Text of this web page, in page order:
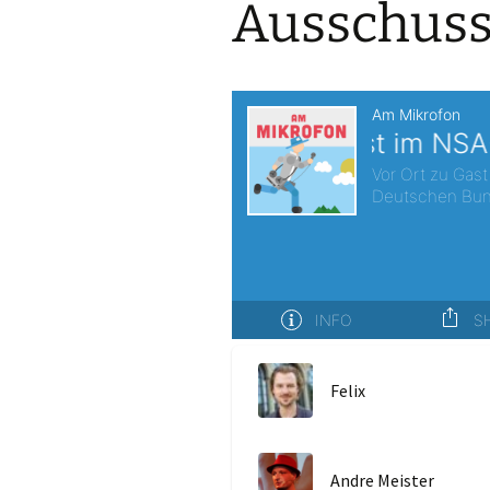
Felix
Andre Meister